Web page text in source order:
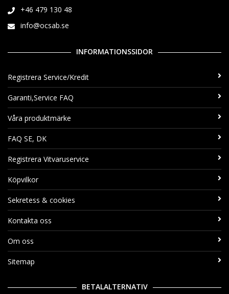
+46 479 130 48
info@ocsab.se
INFORMATIONSSIDOR
Registrera Service/Kredit
Garanti,Service FAQ
Våra produktmärke
FAQ SE, DK
Registrera Vitvaruservice
Köpvilkor
Sekretess & cookies
Kontakta oss
Om oss
Sitemap
BETALALTERNATIV